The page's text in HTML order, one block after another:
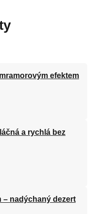
efektem
a rychlá bez
– nadýchaný dezert